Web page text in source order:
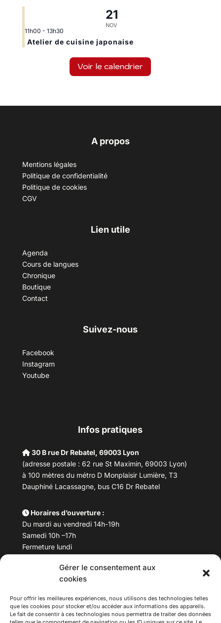
Gérer le consentement aux
cookies
Pour offrir les meilleures expériences, nous utilisons des technologies telles
que les cookies pour stocker et/ou accéder aux informations des appareils.
Le fait de consentir à ces technologies nous permettra de traiter des données
21
NOV
11h00 - 13h30
Atelier de cuisine japonaise
Voir le calendrier
A propos
Mentions légales
Politique de confidentialité
Politique de cookies
CGV
Lien utile
Agenda
Cours de langues
Chronique
Boutique
Contact
Suivez-nous
Facebook
Instagram
Youtube
Infos pratiques
30 B rue Dr Rebatel, 69003 Lyon
(adresse postale : 62 rue St Maximin, 69003 Lyon)
à 100 mètres du métro D Monplaisir Lumière, T3
Dauphiné Lacassagne, bus C16 Dr Rebatel
Horaires d’ouverture :
Du mardi au vendredi 14h-19h
Samedi 10h –17h
Fermeture lundi
Téléphone : 04 78 53 06 40
maisondesculturesasiatiques@asiexpo.com